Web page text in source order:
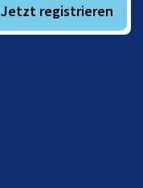
Jetzt registrieren